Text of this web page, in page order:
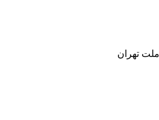
ملت تهران